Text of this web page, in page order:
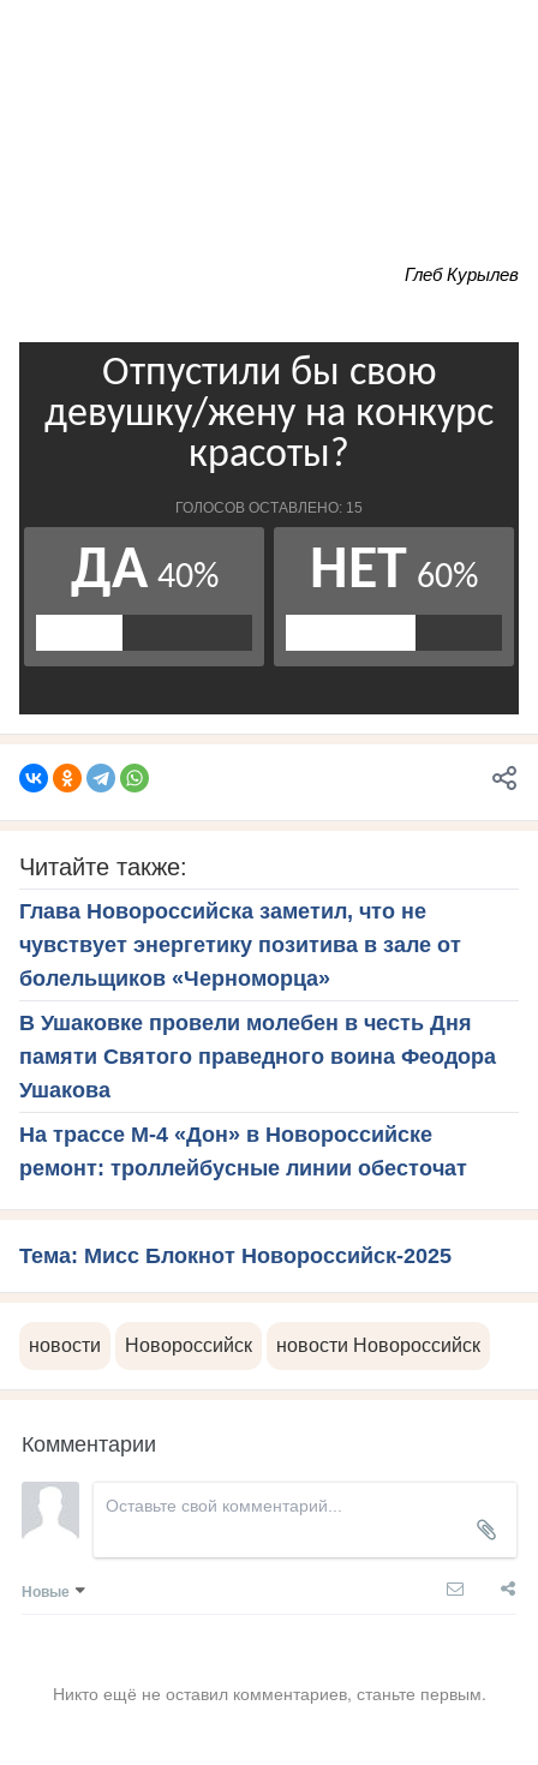
Глеб Курылев
Читайте также:
Глава Новороссийска заметил, что не
чувствует энергетику позитива в зале от
болельщиков «Черноморца»
В Ушаковке провели молебен в честь Дня
памяти Святого праведного воина Феодора
Ушакова
На трассе М-4 «Дон» в Новороссийске
ремонт: троллейбусные линии обесточат
Тема: Мисс Блокнот Новороссийск-2025
новости Новороссийск новости Новороссийск
Комментарии
Новые
Никто ещё не оставил комментариев, станьте первым.